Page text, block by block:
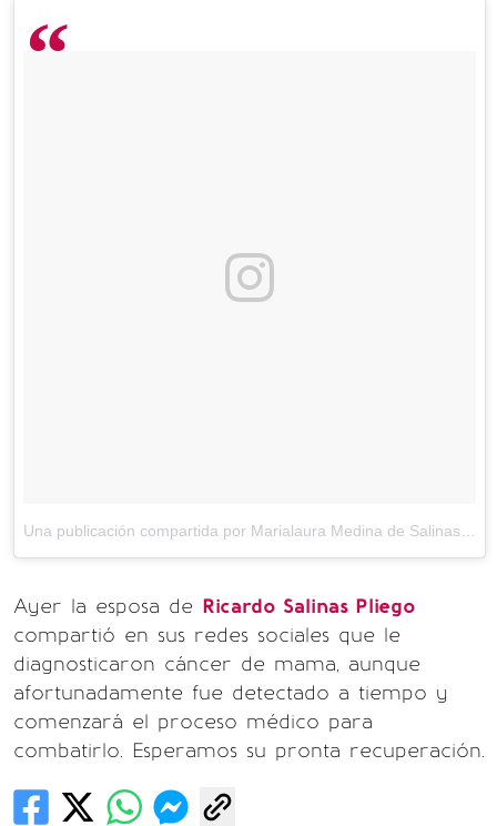
Una publicación compartida por Marialaura Medina de Salinas (@marialaurasalinas)
Ayer la esposa de Ricardo Salinas Pliego
compartió en sus redes sociales que le
diagnosticaron cáncer de mama, aunque
afortunadamente fue detectado a tiempo y
comenzará el proceso médico para
combatirlo. Esperamos su pronta recuperación.